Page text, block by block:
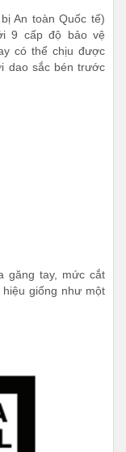
An toàn Quốc tế)
9 cấp độ bảo vệ
có thể chịu được
dao sắc bén trước
găng tay, mức cắt
giống như một